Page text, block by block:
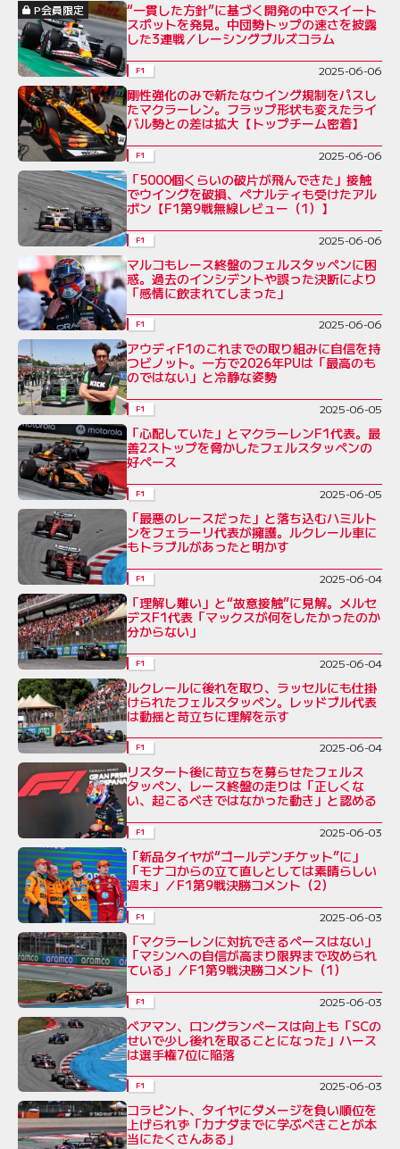
P会員限定
“一貫した方針”に基づく開発の中でスイート
スポットを発見。中団勢トップの速さを披露
した3連戦／レーシングブルズコラム
F1 2025-06-06
剛性強化のみで新たなウイング規制をパスし
たマクラーレン。フラップ形状も変えたライ
バル勢との差は拡大【トップチーム密着】
F1 2025-06-06
「5000個くらいの破片が飛んできた」接触
でウイングを破損、ペナルティも受けたアル
ボン【F1第9戦無線レビュー（1）】
F1 2025-06-06
マルコもレース終盤のフェルスタッペンに困
惑。過去のインシデントや誤った決断により
「感情に飲まれてしまった」
F1 2025-06-06
アウディF1のこれまでの取り組みに自信を持
つビノット。一方で2026年PUは「最高のも
のではない」と冷静な姿勢
F1 2025-06-05
「心配していた」とマクラーレンF1代表。最
善2ストップを脅かしたフェルスタッペンの
好ペース
F1 2025-06-05
「最悪のレースだった」と落ち込むハミルト
ンをフェラーリ代表が擁護。ルクレール車に
もトラブルがあったと明かす
F1 2025-06-04
「理解し難い」と“故意接触”に見解。メルセ
デスF1代表「マックスが何をしたかったのか
分からない」
F1 2025-06-04
ルクレールに後れを取り、ラッセルにも仕掛
けられたフェルスタッペン。レッドブル代表
は動揺と苛立ちに理解を示す
F1 2025-06-04
リスタート後に苛立ちを募らせたフェルス
タッペン、レース終盤の走りは「正しくな
い、起こるべきではなかった動き」と認める
F1 2025-06-03
「新品タイヤが“ゴールデンチケット”に」
「モナコからの立て直しとしては素晴らしい
週末」／F1第9戦決勝コメント（2）
F1 2025-06-03
「マクラーレンに対抗できるペースはない」
「マシンへの自信が高まり限界まで攻められ
ている」／F1第9戦決勝コメント（1）
F1 2025-06-03
ベアマン、ロングランペースは向上も「SCの
せいで少し後れを取ることになった」ハース
は選手権7位に陥落
F1 2025-06-03
コラピント、タイヤにダメージを負い順位を
上げられず「カナダまでに学ぶべきことが本
当にたくさんある」